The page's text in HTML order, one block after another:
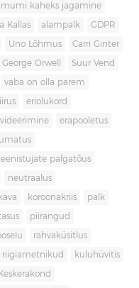
kaheks jagamine
Kallas alampalk GDPR
Uno Lõhmus Carri Ginter
George Orwell Suur Vend
vaba on olla parem
eriolukord
erapooletus
palgatõus
neutraalus
koroonakriis palk
piirangud
rahvaküsitlus
riigiametnikud kuluhüvitis
Keskerakond